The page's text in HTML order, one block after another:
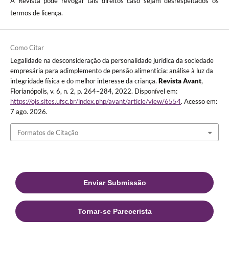
termos de licença.
Como Citar
Legalidade na desconsideração da personalidade jurídica da sociedade
empresária para adimplemento de pensão alimentícia: análise à luz da
integridade física e do melhor interesse da criança. Revista Avant,
Florianópolis, v. 6, n. 2, p. 264–284, 2022. Disponível em:
https://ojs.sites.ufsc.br/index.php/avant/article/view/6554. Acesso em:
7 ago. 2026.
Formatos de Citação
Enviar Submissão
Tornar-se Parecerista